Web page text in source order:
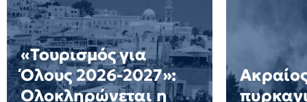
«Τουρισμός για
Όλους 2026-2027»:
Ολοκληρώνεται η